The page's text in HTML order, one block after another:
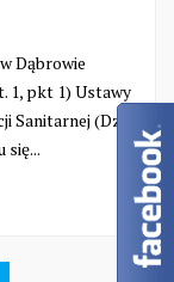
Dąbrowie
1, pkt 1) Ustawy
Sanitarnej (Dz. U.
się...